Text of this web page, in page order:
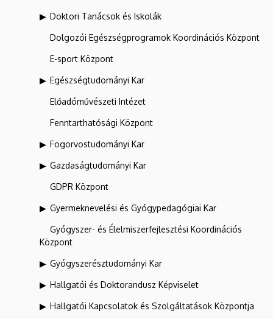
Doktori Tanácsok és Iskolák
Dolgozói Egészségprogramok Koordinációs Központ
E-sport Központ
Egészségtudományi Kar
Előadóművészeti Intézet
Fenntarthatósági Központ
Fogorvostudományi Kar
Gazdaságtudományi Kar
GDPR Központ
Gyermeknevelési és Gyógypedagógiai Kar
Gyógyszer- és Élelmiszerfejlesztési Koordinációs
Központ
Gyógyszerésztudományi Kar
Hallgatói és Doktorandusz Képviselet
Hallgatói Kapcsolatok és Szolgáltatások Központja